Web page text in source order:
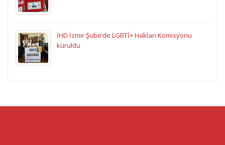
İHD İzmir Şube’de LGBTİ+ Hakları Komisyonu
kuruldu